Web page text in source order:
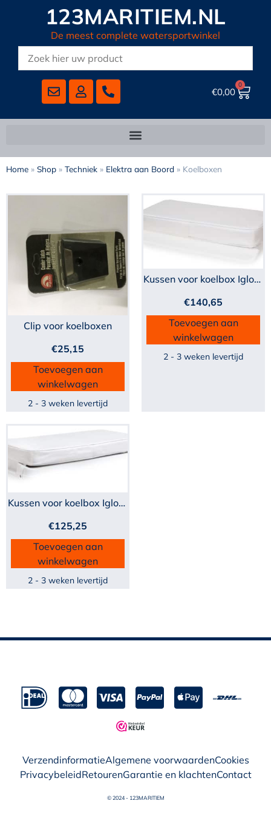
123MARITIEM.NL
De meest complete watersportwinkel
€0,00
0
Home » Shop » Techniek » Elektra aan Boord » Koelboxen
2 - 3 weken levertijd
Clip voor koelboxen
€25,15
Toevoegen aan
winkelwagen
2 - 3 weken levertijd
Kussen voor koelbox Igloo...
€140,65
Toevoegen aan
winkelwagen
2 - 3 weken levertijd
Kussen voor koelbox Igloo...
€125,25
Toevoegen aan
winkelwagen
VerzendinformatieAlgemene voorwaardenCookies
PrivacybeleidRetourenGarantie en klachtenContact
© 2024 - 123MARITIEM